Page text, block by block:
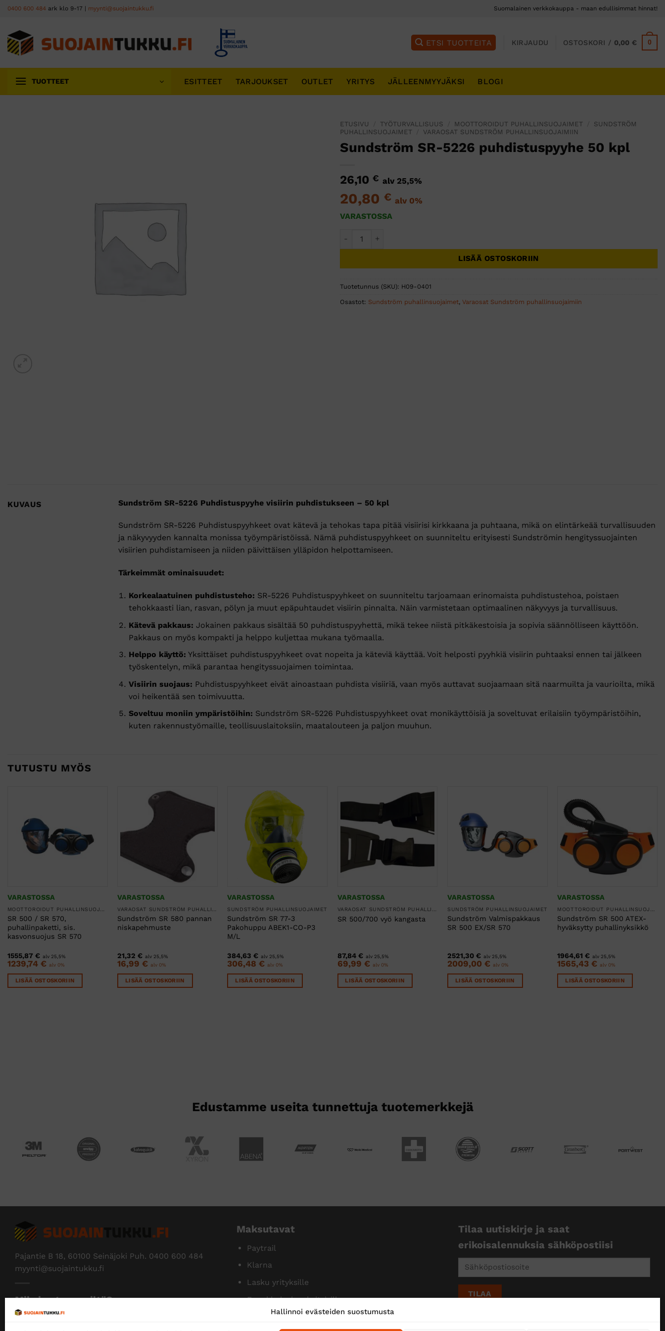
Hallinnoi evästeiden suostumusta
Skip
content
0400 600 484 ark klo 9-17 | myynti@suojaintukku.fi Suomalainen verkkokauppa - maan edullisimmat hinnat!
KIRJAUDU OSTOSKORI / 0,00€ 0
TUOTTEET ESITTEET TARJOUKSET OUTLET YRITYS JÄLLEENMYYJÄKSI BLOGI
ETUSIVU TYÖTURVALLISUUS MOOTTOROIDUT PUHALLINSUOJAIMET
SUNDSTRÖM
PUHALLINSUOJAIMET
VARAOSAT SUNDSTRÖM PUHALLINSUOJAIMIIN
Sundström SR-5226 puhdistuspyyhe 50 kpl
26,10 € alv 25,5%
20,80 € alv 0%
VARASTOSSA
LISÄÄ OSTOSKORIIN
Tuotetunnus (SKU): H09-0401
Osastot: Sundström puhallinsuojaimet, Varaosat Sundström puhallinsuojaimiin
KUVAUS Sundström SR-5226 Puhdistuspyyhe visiirin puhdistukseen – 50 kpl
Sundström SR-5226 Puhdistuspyyhkeet ovat kätevä ja tehokas tapa pitää visiirisi kirkkaana ja puhtaana, mikä on elintärkeää turvallisuuden
ja näkyvyyden kannalta monissa työympäristöissä. Nämä puhdistuspyyhkeet on suunniteltu erityisesti Sundströmin hengityssuojainten
visiirien puhdistamiseen ja niiden päivittäisen ylläpidon helpottamiseen.
Tärkeimmät ominaisuudet:
Korkealaatuinen puhdistusteho: SR-5226 Puhdistuspyyhkeet on suunniteltu tarjoamaan erinomaista puhdistustehoa, poistaen
tehokkaasti lian, rasvan, pölyn ja muut epäpuhtaudet visiirin pinnalta. Näin varmistetaan optimaalinen näkyvyys ja turvallisuus.
Kätevä pakkaus: Jokainen pakkaus sisältää 50 puhdistuspyyhettä, mikä tekee niistä pitkäkestoisia ja sopivia säännölliseen käyttöön.
Pakkaus on myös kompakti ja helppo kuljettaa mukana työmaalla.
Helppo käyttö: Yksittäiset puhdistuspyyhkeet ovat nopeita ja käteviä käyttää. Voit helposti pyyhkiä visiirin puhtaaksi ennen tai jälkeen
työskentelyn, mikä parantaa hengityssuojaimen toimintaa.
Visiirin suojaus: Puhdistuspyyhkeet eivät ainoastaan puhdista visiiriä, vaan myös auttavat suojaamaan sitä naarmuilta ja vaurioilta, mikä
voi heikentää sen toimivuutta.
Soveltuu moniin ympäristöihin: Sundström SR-5226 Puhdistuspyyhkeet ovat monikäyttöisiä ja soveltuvat erilaisiin työympäristöihin,
kuten rakennustyömaille, teollisuuslaitoksiin, maatalouteen ja paljon muuhun.
TUTUSTU MYÖS
VARASTOSSA
MOOTTOROIDUT PUHALLINSUOJAIMET
SR 500 / SR 570,
puhallinpaketti, sis.
kasvonsuojus SR 570
1555,87 € alv 25,5%
1239,74 € alv 0%
LISÄÄ OSTOSKORIIN
VARASTOSSA
VARAOSAT SUNDSTRÖM PUHALLINSUOJAIMIIN
Sundström SR 580 pannan
niskapehmuste
21,32€ alv 25,5%
16,99€ alv 0%
LISÄÄ OSTOSKORIIN
VARASTOSSA
SUNDSTRÖM PUHALLINSUOJAIMET
Sundström SR 77-3
Pakohuppu ABEK1-CO-P3
M/L
384,63€ alv 25,5%
306,48€ alv 0%
LISÄÄ OSTOSKORIIN
VARASTOSSA
VARAOSAT SUNDSTRÖM PUHALLINSUOJAIMIIN
SR 500/700 vyö kangasta
87,84 € alv 25,5%
69,99 € alv 0%
LISÄÄ OSTOSKORIIN
VARASTOSSA
SUNDSTRÖM PUHALLINSUOJAIMET
Sundström Valmispakkaus
SR 500 EX/SR 570
2521,30€ alv 25,5%
2009,00€ alv 0%
LISÄÄ OSTOSKORIIN
VARASTOSSA
MOOTTOROIDUT PUHALLINSUOJAIMET
Sundström SR 500 ATEX-
hyväksytty puhallinyksikkö
1964,61€ alv 25,5%
1565,43€ alv 0%
LISÄÄ OSTOSKORIIN
Edustamme useita tunnettuja tuotemerkkejä
Pajantie B 18, 60100 Seinäjoki Puh. 0400 600 484
myynti@suojaintukku.fi
Miksi ostaa meiltä?
Maksutavat
Paytrail
Klarna
Lasku yrityksille
Ennakkolasku yksityisille
Tilaa uutiskirje ja saat
erikoisalennuksia sähköpostiisi